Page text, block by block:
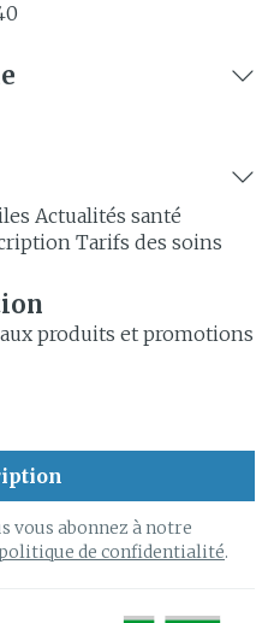
Actualités santé
Tarifs des soins
produits et promotions
vous abonnez à notre
de confidentialité.